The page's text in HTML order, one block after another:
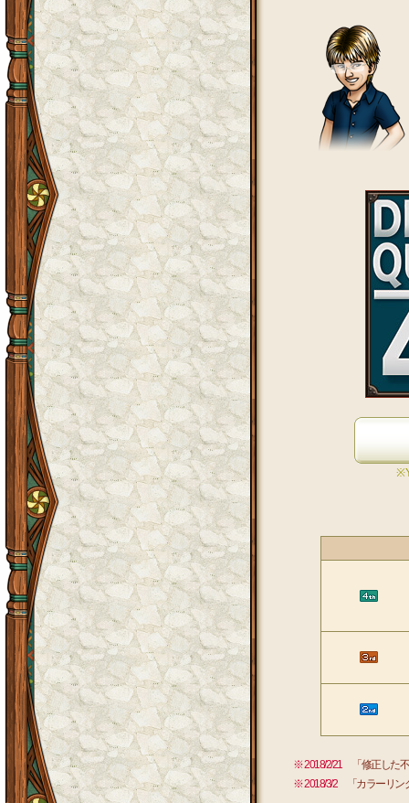
※
※ 2018/2/21
「修正した
※ 2018/3/2
「カラーリ